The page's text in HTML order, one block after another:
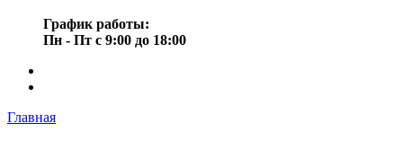
График работы:
Пн - Пт с 9:00 до 18:00
Главная